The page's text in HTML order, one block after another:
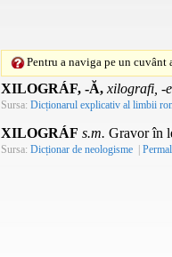
Pentru a naviga pe un cuvânt
XILOGRÁF, -Ă, xilografi, -e,
Sursa: Dicționarul explicativ al limbii
XILOGRÁF s.m. Gravor în
Sursa: Dicționar de neologisme |